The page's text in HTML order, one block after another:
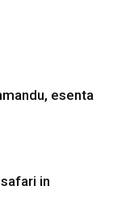
esenta
in